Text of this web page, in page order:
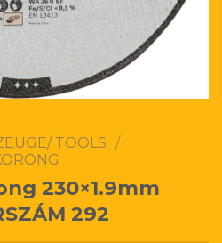
TOOLS /
230×1.9mm
292